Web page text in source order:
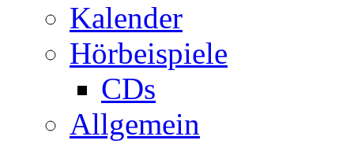
Kalender
Hörbeispiele
CDs
Allgemein